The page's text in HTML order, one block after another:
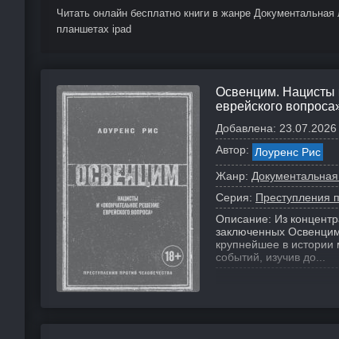
Читать онлайн бесплатно книги в жанре
планшетах ipad
Освенцим. Нацисты
еврейского
Добавлена: 23.07.2026
Автор: Лоуренс Рис
Жанр:
Серия: Преступления
Описание: Из
заключенных
крупнейшее в истории
событий, изучив до...